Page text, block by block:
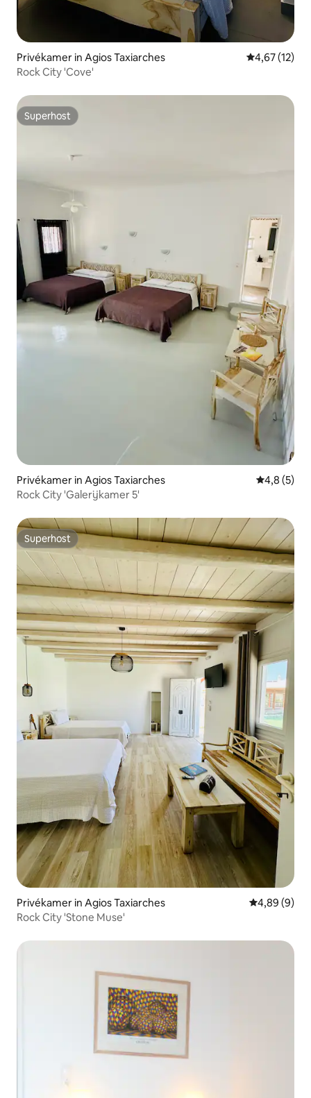
Privékamer in Agios Taxiarches Gemiddelde
4,67 (12)
Rock City 'Cove'
Superhost
Superhost
Privékamer in Agios Taxiarches
4,8 (5)
Rock City 'Galerijkamer 5'
Superhost
Superhost
Privékamer in Agios Taxiarches Gemiddelde
4,89 (9)
Rock City 'Stone Muse'